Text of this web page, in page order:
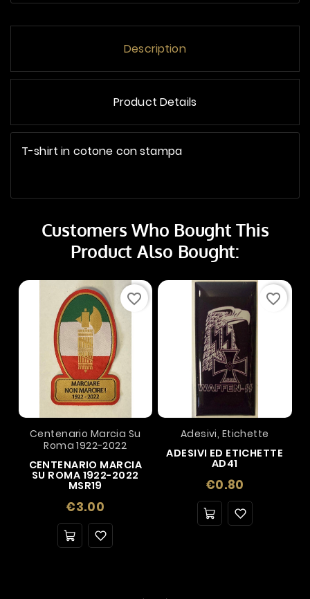
Description
Product Details
T-shirt in cotone con stampa
Customers Who Bought This
Product Also Bought:
Centenario Marcia Su
Roma 1922-2022
CENTENARIO MARCIA
SU ROMA 1922-2022
MSR19
€3.00
favorite_border
Adesivi, Etichette
ADESIVI ED ETICHETTE
AD41
€0.80
favorite_border